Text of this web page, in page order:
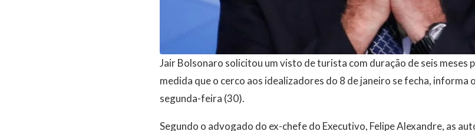
Jair Bolsonaro solicitou um visto de turista com duração de seis meses
medida que o cerco aos idealizadores do 8 de janeiro se fecha, informa
segunda-feira (30).
Segundo o advogado do ex-chefe do Executivo, Felipe Alexandre, as